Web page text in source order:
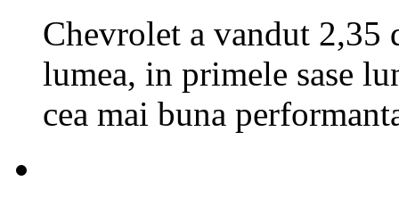
Chevrolet a vandut 2,35
lumea, in primele sase
cea mai buna